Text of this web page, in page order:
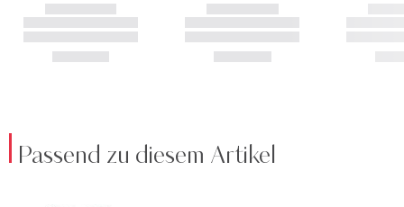
Passend zu diesem Artikel